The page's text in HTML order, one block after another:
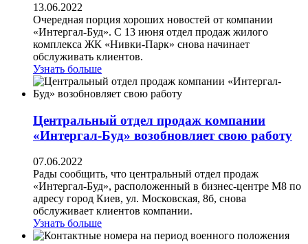
13.06.2022
Очередная порция хороших новостей от компании
«Интергал-Буд». С 13 июня отдел продаж жилого
комплекса ЖК «Нивки-Парк» снова начинает
обслуживать клиентов.
Узнать больше
Центральный отдел продаж компании
«Интергал-Буд» возобновляет свою работу
07.06.2022
Рады сообщить, что центральный отдел продаж
«Интергал-Буд», расположенный в бизнес-центре М8 по
адресу город Киев, ул. Московская, 8б, снова
обслуживает клиентов компании.
Узнать больше